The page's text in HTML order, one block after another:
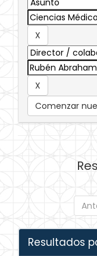
Comenzar
Resultados